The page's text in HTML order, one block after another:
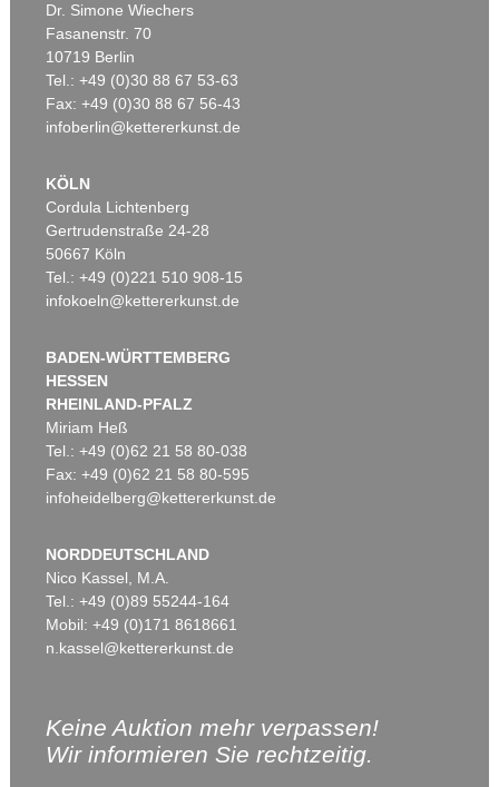
Dr. Simone Wiechers
Fasanenstr. 70
10719 Berlin
Tel.: +49 (0)30 88 67 53-63
Fax: +49 (0)30 88 67 56-43
infoberlin@kettererkunst.de
KÖLN
Cordula Lichtenberg
Gertrudenstraße 24-28
50667 Köln
Tel.: +49 (0)221 510 908-15
infokoeln@kettererkunst.de
BADEN-WÜRTTEMBERG
HESSEN
RHEINLAND-PFALZ
Miriam Heß
Tel.: +49 (0)62 21 58 80-038
Fax: +49 (0)62 21 58 80-595
infoheidelberg@kettererkunst.de
NORDDEUTSCHLAND
Nico Kassel, M.A.
Tel.: +49 (0)89 55244-164
Mobil: +49 (0)171 8618661
n.kassel@kettererkunst.de
Keine Auktion mehr verpassen!
Wir informieren Sie rechtzeitig.